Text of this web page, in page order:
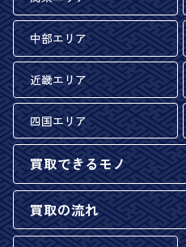
中部エリア
近畿エリア
四国エリア
買取できるモノ
買取の流れ